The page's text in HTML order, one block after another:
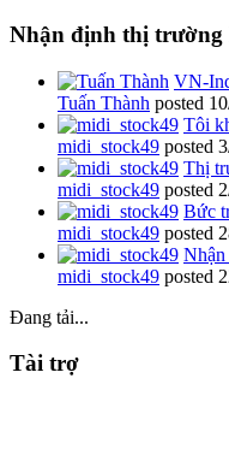
Nhận định thị trường
VN-
Tuấn Thành posted
Tôi
midi_stock49 posted
Thị
midi_stock49 posted
Bức
midi_stock49 posted
midi_stock49 posted
Đang tải...
Tài trợ